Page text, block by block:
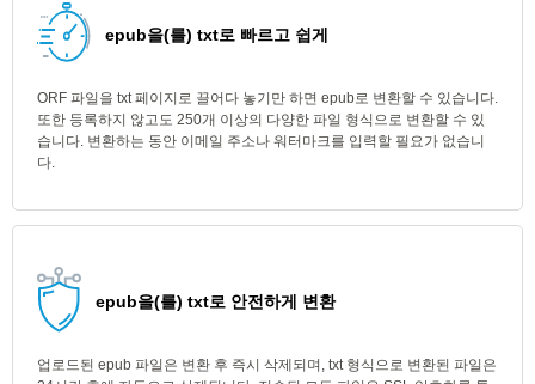
epub을(를) txt로 빠르고 쉽게
ORF 파일을 txt 페이지로 끌어다 놓기만 하면 epub로 변환할 수 있습니다.
또한 등록하지 않고도 250개 이상의 다양한 파일 형식으로 변환할 수 있
습니다. 변환하는 동안 이메일 주소나 워터마크를 입력할 필요가 없습니
다.
epub을(를) txt로 안전하게 변환
업로드된 epub 파일은 변환 후 즉시 삭제되며, txt 형식으로 변환된 파일은